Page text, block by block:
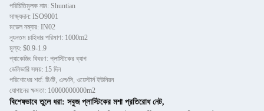
পরিচিতিমুলক নাম: Shuntian
সাক্ষ্যদান: ISO9001
মডেল নম্বার: IN02
ন্যূনতম চাহিদার পরিমাণ: 1000m2
মূল্য: $0.9-1.9
প্যাকেজিং বিবরণ: প্লাস্টিকের ব্যাগ
ডেলিভারি সময়: 15 দিন
পরিশোধের শর্ত: টি/টি, এল/সি, ওয়েস্টার্ন ইউনিয়ন
যোগানের ক্ষমতা: 10000000000m2
বিশেষভাবে তুলে ধরা: সবুজ প্লাস্টিকের মশা প্রতিরোধ নেট,